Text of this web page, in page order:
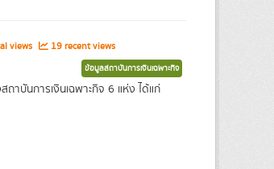
views 19 recent views
ข้อมูลสถาบันการเงินเฉพาะกิจ
าบันการเงินเฉพาะกิจ 6 แห่ง ได้แก่